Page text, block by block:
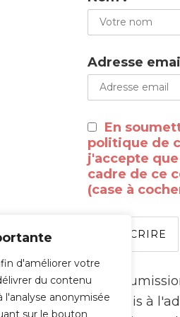
d'améliorer votre
du contenu
anonymisée
sur le bouton
Adresse
En
politique de
j'accepte
cadre de ce
(case à
À la
transmis à